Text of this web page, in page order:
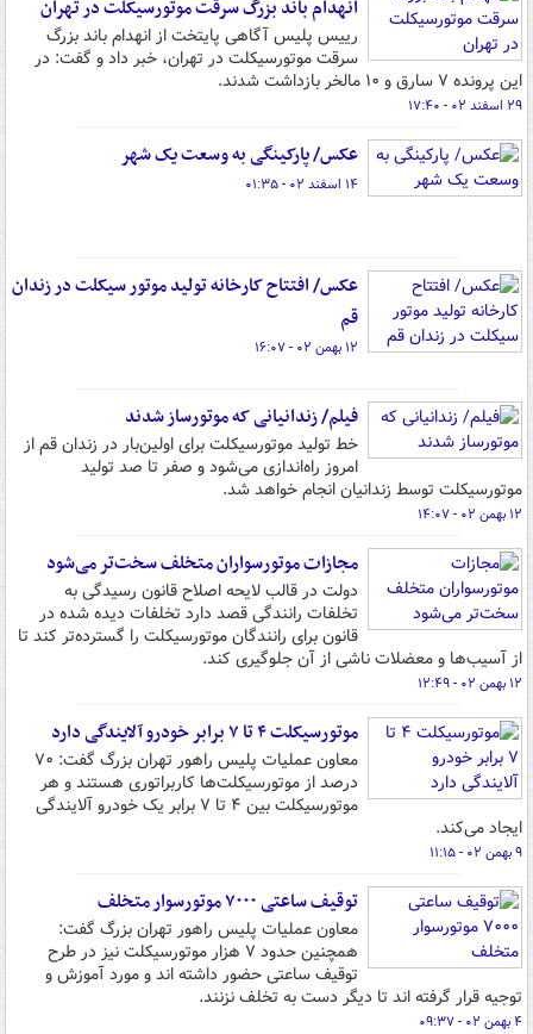
انهدام باند بزرگ سرقت موتورسیکلت در تهران
رییس پلیس آگاهی پایتخت از انهدام باند بزرگ
سرقت موتورسیکلت در تهران، خبر داد و گفت: در
این پرونده ۷ سارق و ۱۰ مالخر بازداشت شدند.
۲۹ اسفند ۰۲ - ۱۷:۴۰
عکس/ پارکینگی به وسعت یک شهر
۱۴ اسفند ۰۲ - ۰۱:۳۵
عکس/ افتتاح کارخانه تولید موتور سیکلت در زندان
قم
۱۲ بهمن ۰۲ - ۱۶:۰۷
فیلم/ زندانیانی که موتورساز شدند
خط تولید موتورسیکلت برای اولین‌بار در زندان قم از
امروز راه‌اندازی می‌شود و صفر تا صد تولید
موتورسیکلت توسط زندانیان انجام خواهد شد.
۱۲ بهمن ۰۲ - ۱۴:۰۷
مجازات موتورسواران متخلف سخت‌تر می‌شود
دولت در قالب لایحه اصلاح قانون رسیدگی به
تخلفات رانندگی قصد دارد تخلفات دیده شده در
قانون برای رانندگان موتورسیکلت را گسترده‌تر کند تا
از آسیب‌ها و معضلات ناشی از آن جلوگیری کند.
۱۲ بهمن ۰۲ - ۱۲:۴۹
موتورسیکلت ۴ تا ۷ برابر خودرو آلایندگی دارد
معاون عملیات پلیس راهور تهران بزرگ گفت: ۷۰
درصد از موتورسیکلت‌ها کاربراتوری هستند و هر
موتورسیکلت بین ۴ تا ۷ برابر یک خودرو آلایندگی
ایجاد می‌کند.
۹ بهمن ۰۲ - ۱۱:۱۵
توقیف ساعتی ۷۰۰۰ موتورسوار متخلف
معاون عملیات پلیس راهور تهران بزرگ گفت:
همچنین حدود ۷ هزار موتورسیکلت نیز در طرح
توقیف ساعتی حضور داشته اند و مورد آموزش و
توجیه قرار گرفته اند تا دیگر دست به تخلف نزنند.
۴ بهمن ۰۲ - ۰۹:۳۷